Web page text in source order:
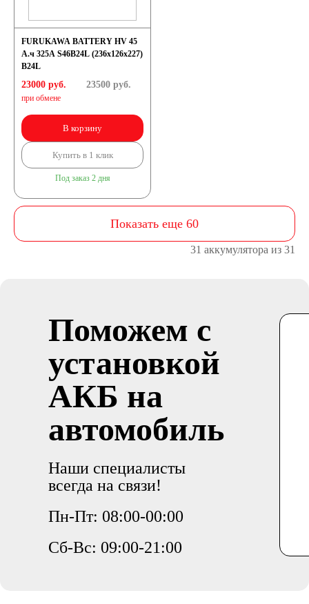
FURUKAWA BATTERY HV 45
А.ч 325А S46B24L (236x126x227)
B24L
23000 руб.
при обмене
23500руб.
В корзину
Купить в 1 клик
Под заказ 2 дня
Показать еще 60
31 аккумулятора из 31
Поможем с
установкой
АКБ на
автомобиль
Наши специалисты
всегда на связи!
Пн-Пт: 08:00-00:00
Сб-Вс: 09:00-21:00